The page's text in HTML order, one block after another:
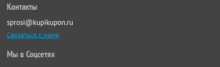
Контакты
sprosi@kupikupon.ru
Связаться с нами
Мы в Соцсетях